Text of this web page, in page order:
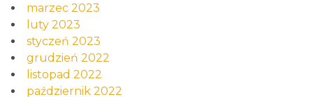
marzec 2023
luty 2023
styczeń 2023
grudzień 2022
listopad 2022
październik 2022